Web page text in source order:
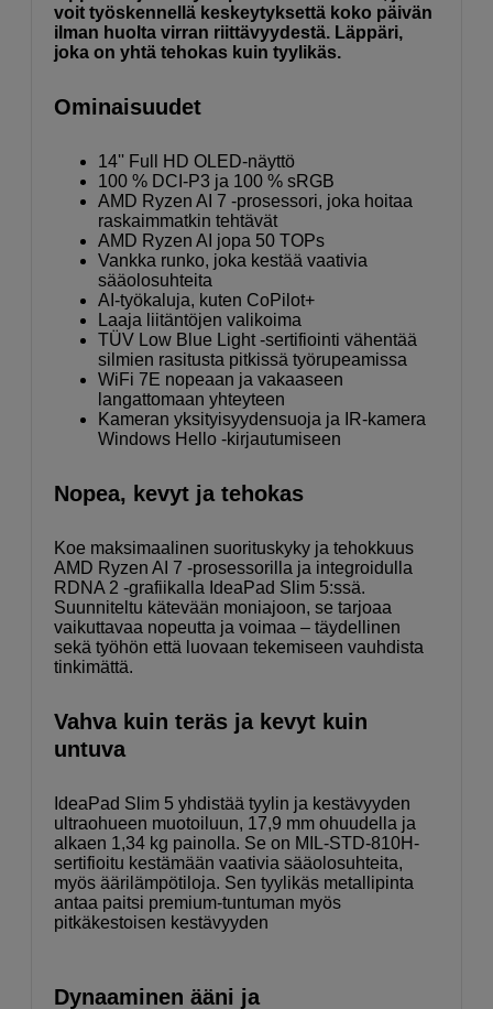
voit työskennellä keskeytyksettä koko päivän
ilman huolta virran riittävyydestä. Läppäri,
joka on yhtä tehokas kuin tyylikäs.
Ominaisuudet
14'' Full HD OLED-näyttö
100 % DCI-P3 ja 100 % sRGB
AMD Ryzen AI 7 -prosessori, joka hoitaa
raskaimmatkin tehtävät
AMD Ryzen AI jopa 50 TOPs
Vankka runko, joka kestää vaativia
sääolosuhteita
AI-työkaluja, kuten CoPilot+
Laaja liitäntöjen valikoima
TÜV Low Blue Light -sertifiointi vähentää
silmien rasitusta pitkissä työrupeamissa
WiFi 7E nopeaan ja vakaaseen
langattomaan yhteyteen
Kameran yksityisyydensuoja ja IR-kamera
Windows Hello -kirjautumiseen
Nopea, kevyt ja tehokas
Koe maksimaalinen suorituskyky ja tehokkuus
AMD Ryzen AI 7 -prosessorilla ja integroidulla
RDNA 2 -grafiikalla IdeaPad Slim 5:ssä.
Suunniteltu kätevään moniajoon, se tarjoaa
vaikuttavaa nopeutta ja voimaa – täydellinen
sekä työhön että luovaan tekemiseen vauhdista
tinkimättä.
Vahva kuin teräs ja kevyt kuin
untuva
IdeaPad Slim 5 yhdistää tyylin ja kestävyyden
ultraohueen muotoiluun, 17,9 mm ohuudella ja
alkaen 1,34 kg painolla. Se on MIL-STD-810H-
sertifioitu kestämään vaativia sääolosuhteita,
myös äärilämpötiloja. Sen tyylikäs metallipinta
antaa paitsi premium-tuntuman myös
pitkäkestoisen kestävyyden
Dynaaminen ääni ja